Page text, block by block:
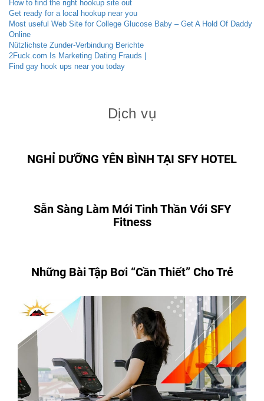
How to find the right hookup site out
Get ready for a local hookup near you
Most useful Web Site for College Glucose Baby – Get A Hold Of Daddy
Online
Nützlichste Zunder-Verbindung Berichte
2Fuck.com Is Marketing Dating Frauds |
Find gay hook ups near you today
Dịch vụ
NGHỈ DƯỠNG YÊN BÌNH TẠI SFY HOTEL
Sẵn Sàng Làm Mới Tinh Thần Với SFY
Fitness
Những Bài Tập Bơi “Cần Thiết” Cho Trẻ